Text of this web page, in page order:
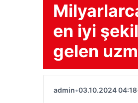
en iyi
gelen
admin•03.10.2024 04:18